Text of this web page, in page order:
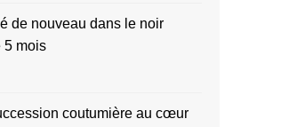
de nouveau dans le noir
5 mois
coutumière au cœur